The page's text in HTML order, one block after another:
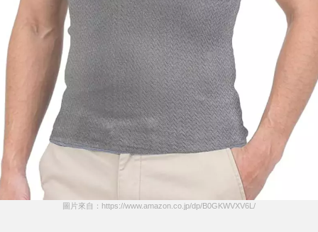
圖片來自：https://www.amazon.co.jp/dp/B0GKWVXV6L/